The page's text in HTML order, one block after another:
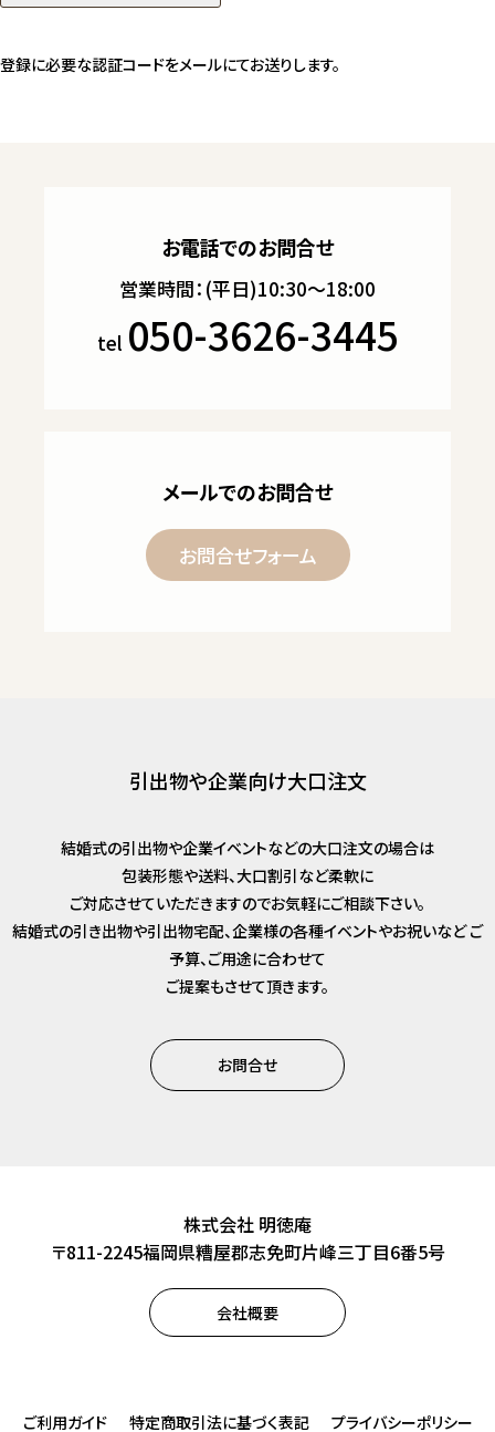
登録に必要な認証コードをメールにてお送りします。
お電話でのお問合せ
営業時間：(平日)10:30～18:00
tel 050-3626-3445
メールでのお問合せ
お問合せフォーム
引出物や企業向け大口注文
結婚式の引出物や企業イベントなどの大口注文の場合は
包装形態や送料、大口割引など柔軟に
ご対応させていただきますのでお気軽にご相談下さい。
結婚式の引き出物や引出物宅配、企業様の各種イベントやお祝いなどご
予算、ご用途に合わせて
ご提案もさせて頂きます。
お問合せ
株式会社 明徳庵
〒811-2245福岡県糟屋郡志免町片峰三丁目6番5号
会社概要
ご利用ガイド 特定商取引法に基づく表記 プライバシーポリシー